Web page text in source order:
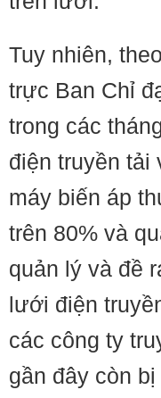
Tuy nhiên,
trực Ban Chỉ
trong các
điện truyền tải
máy biến áp
trên 80% và
quản lý và đề
lưới điện
các công ty
gần đây còn